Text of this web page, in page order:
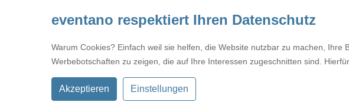
eventano respektiert Ihren Datenschutz
Warum Cookies? Einfach weil sie helfen, die Website nutzbar zu machen,
Werbebotschaften zu zeigen, die auf Ihre Interessen zugeschnitten sind.
Akzeptieren Einstellungen